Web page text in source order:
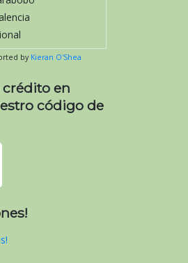
by Kieran O'Shea
crédito en
código de